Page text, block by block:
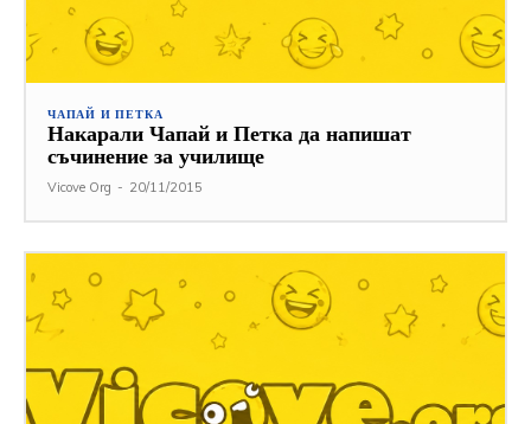
ЧАПАЙ И ПЕТКА
Накарали Чапай и Петка да напишат
съчинение за училище
Vicove Org - 20/11/2015